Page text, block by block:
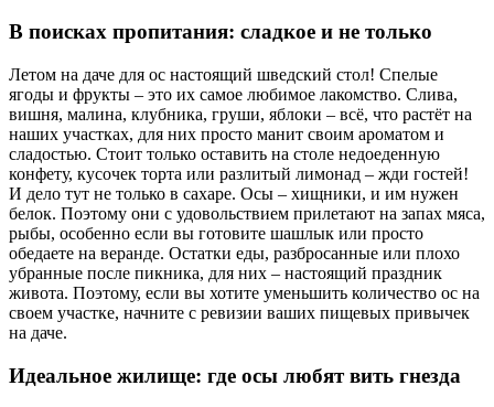
В поисках пропитания: сладкое и не только
Летом на даче для ос настоящий шведский стол! Спелые
ягоды и фрукты – это их самое любимое лакомство. Слива,
вишня, малина, клубника, груши, яблоки – всё, что растёт на
наших участках, для них просто манит своим ароматом и
сладостью. Стоит только оставить на столе недоеденную
конфету, кусочек торта или разлитый лимонад – жди гостей!
И дело тут не только в сахаре. Осы – хищники, и им нужен
белок. Поэтому они с удовольствием прилетают на запах мяса,
рыбы, особенно если вы готовите шашлык или просто
обедаете на веранде. Остатки еды, разбросанные или плохо
убранные после пикника, для них – настоящий праздник
живота. Поэтому, если вы хотите уменьшить количество ос на
своем участке, начните с ревизии ваших пищевых привычек
на даче.
Идеальное жилище: где осы любят вить гнезда